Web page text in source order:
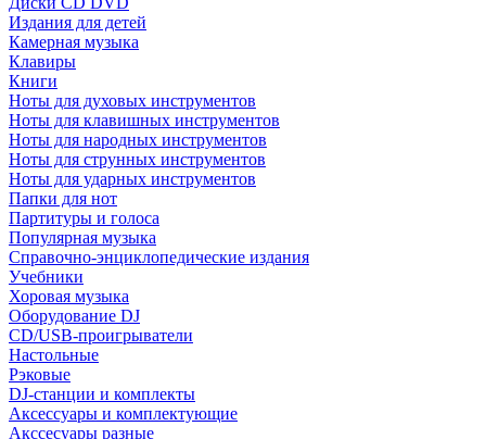
Издания для детей
Камерная музыка
Клавиры
Книги
Ноты для духовых инструментов
Ноты для клавишных инструментов
Ноты для народных инструментов
Ноты для струнных инструментов
Ноты для ударных инструментов
Папки для нот
Партитуры и голоса
Популярная музыка
Справочно-энциклопедические издания
Учебники
Хоровая музыка
Оборудование DJ
CD/USB-проигрыватели
Настольные
Рэковые
DJ-станции и комплекты
Аксессуары и комплектующие
Акссесуары разные